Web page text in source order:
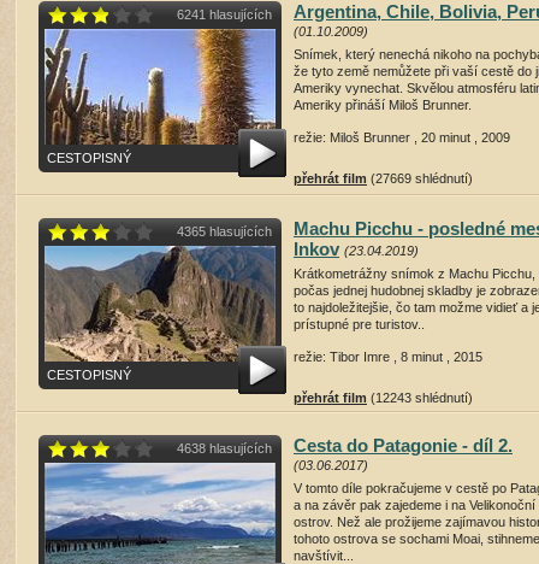
6241 hlasujících
CESTOPISNÝ
Argentina, Chile, Bolivia,
(01.10.2009)
Snímek, který nenechá nikoho na
že tyto země nemůžete při vaší cestě do
Ameriky vynechat. Skvělou atmosféru
Ameriky přináší Miloš Brunner.
režie: Miloš Brunner , 20 minut , 2009
přehrát film (27669 shlédnutí)
4365 hlasujících
CESTOPISNÝ
Machu Picchu - posledné
Inkov (23.04.2019)
Krátkometrážny snímok z Machu Picchu,
počas jednej hudobnej skladby je
to najdoležitejšie, čo tam možme vidieť a
prístupné pre turistov..
režie: Tibor Imre , 8 minut , 2015
přehrát film (12243 shlédnutí)
4638 hlasujících Cesta do Patagonie - díl 2.
(03.06.2017)
V tomto díle pokračujeme v cestě po
a na závěr pak zajedeme i na Velikonoční
ostrov. Než ale prožijeme zajímavou
tohoto ostrova se sochami Moai, stihneme
navštívit...